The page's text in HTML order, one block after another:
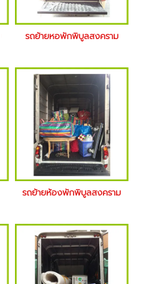
รถย้ายหอพักพิบูลสงคราม
รถย้ายห้องพักพิบูลสงคราม